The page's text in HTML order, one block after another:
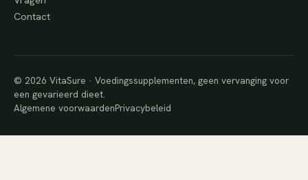
Contact
© 2026 VitaSure · Voedingssupplementen, geen vervanging voor
een gevarieerd dieet.
Algemene voorwaardenPrivacybeleid